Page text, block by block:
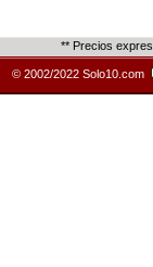
** Precios
© 2002/2022 Solo10.com